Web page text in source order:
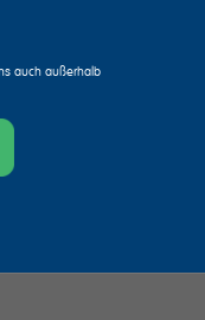
auch außerhalb